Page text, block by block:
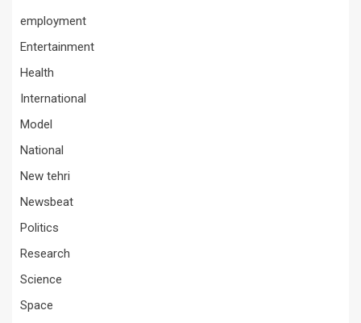
employment
Entertainment
Health
International
Model
National
New tehri
Newsbeat
Politics
Research
Science
Space